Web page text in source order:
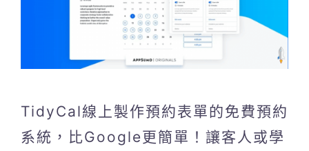
TidyCal線上製作預約表單的免費預約
系統，比Google更簡單！讓客人或學